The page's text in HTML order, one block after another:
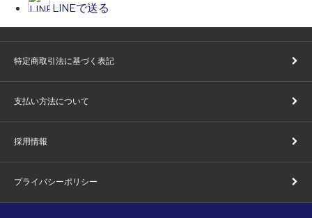
LINEで送る
特定商取引法に基づく表記
支払い方法について
採用情報
プライバシーポリシー